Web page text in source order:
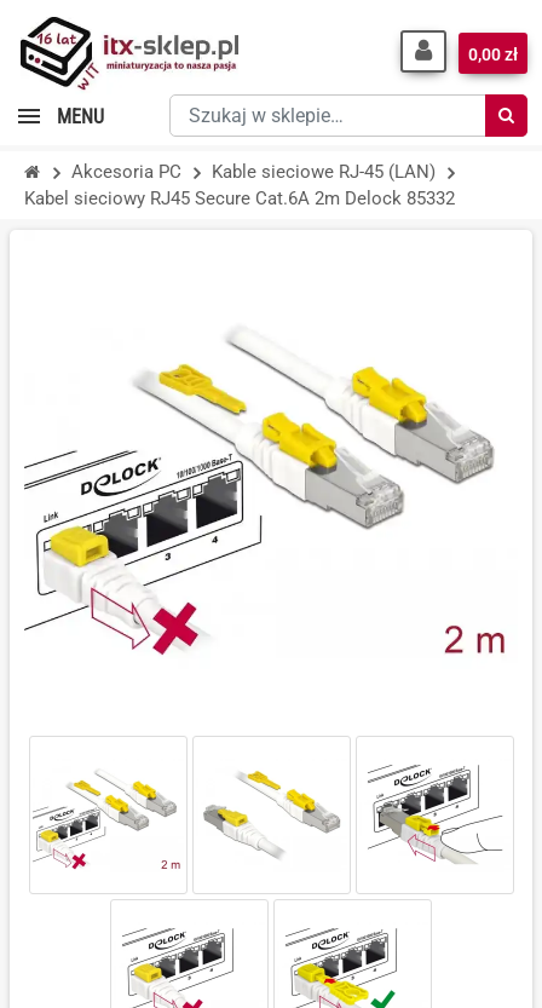
Szukaj
w
sklepie…
0,00 zł
MENU
Akcesoria PC
Kable sieciowe RJ-45 (LAN)
Kabel sieciowy RJ45 Secure Cat.6A 2m Delock 85332